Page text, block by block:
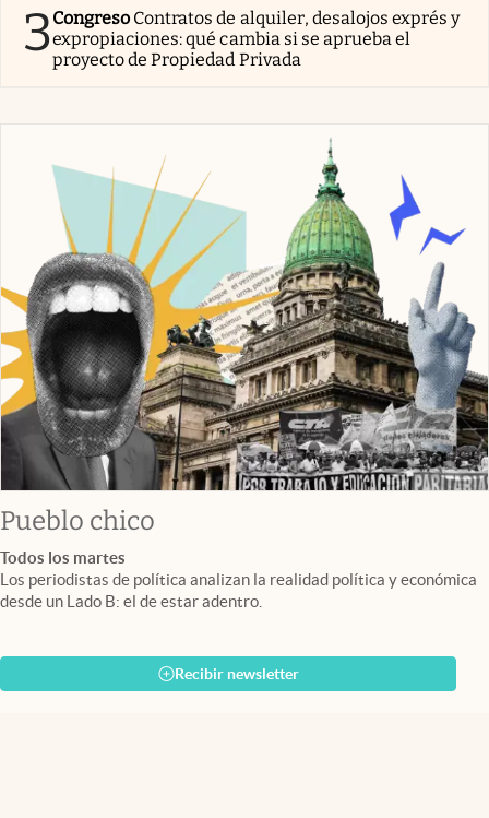
3Congreso Contratos de alquiler, desalojos exprés y
expropiaciones: qué cambia si se aprueba el
proyecto de Propiedad Privada
Pueblo chico
Todos los martes
Los periodistas de política analizan la realidad política y económica
desde un Lado B: el de estar adentro.
Recibir newsletter